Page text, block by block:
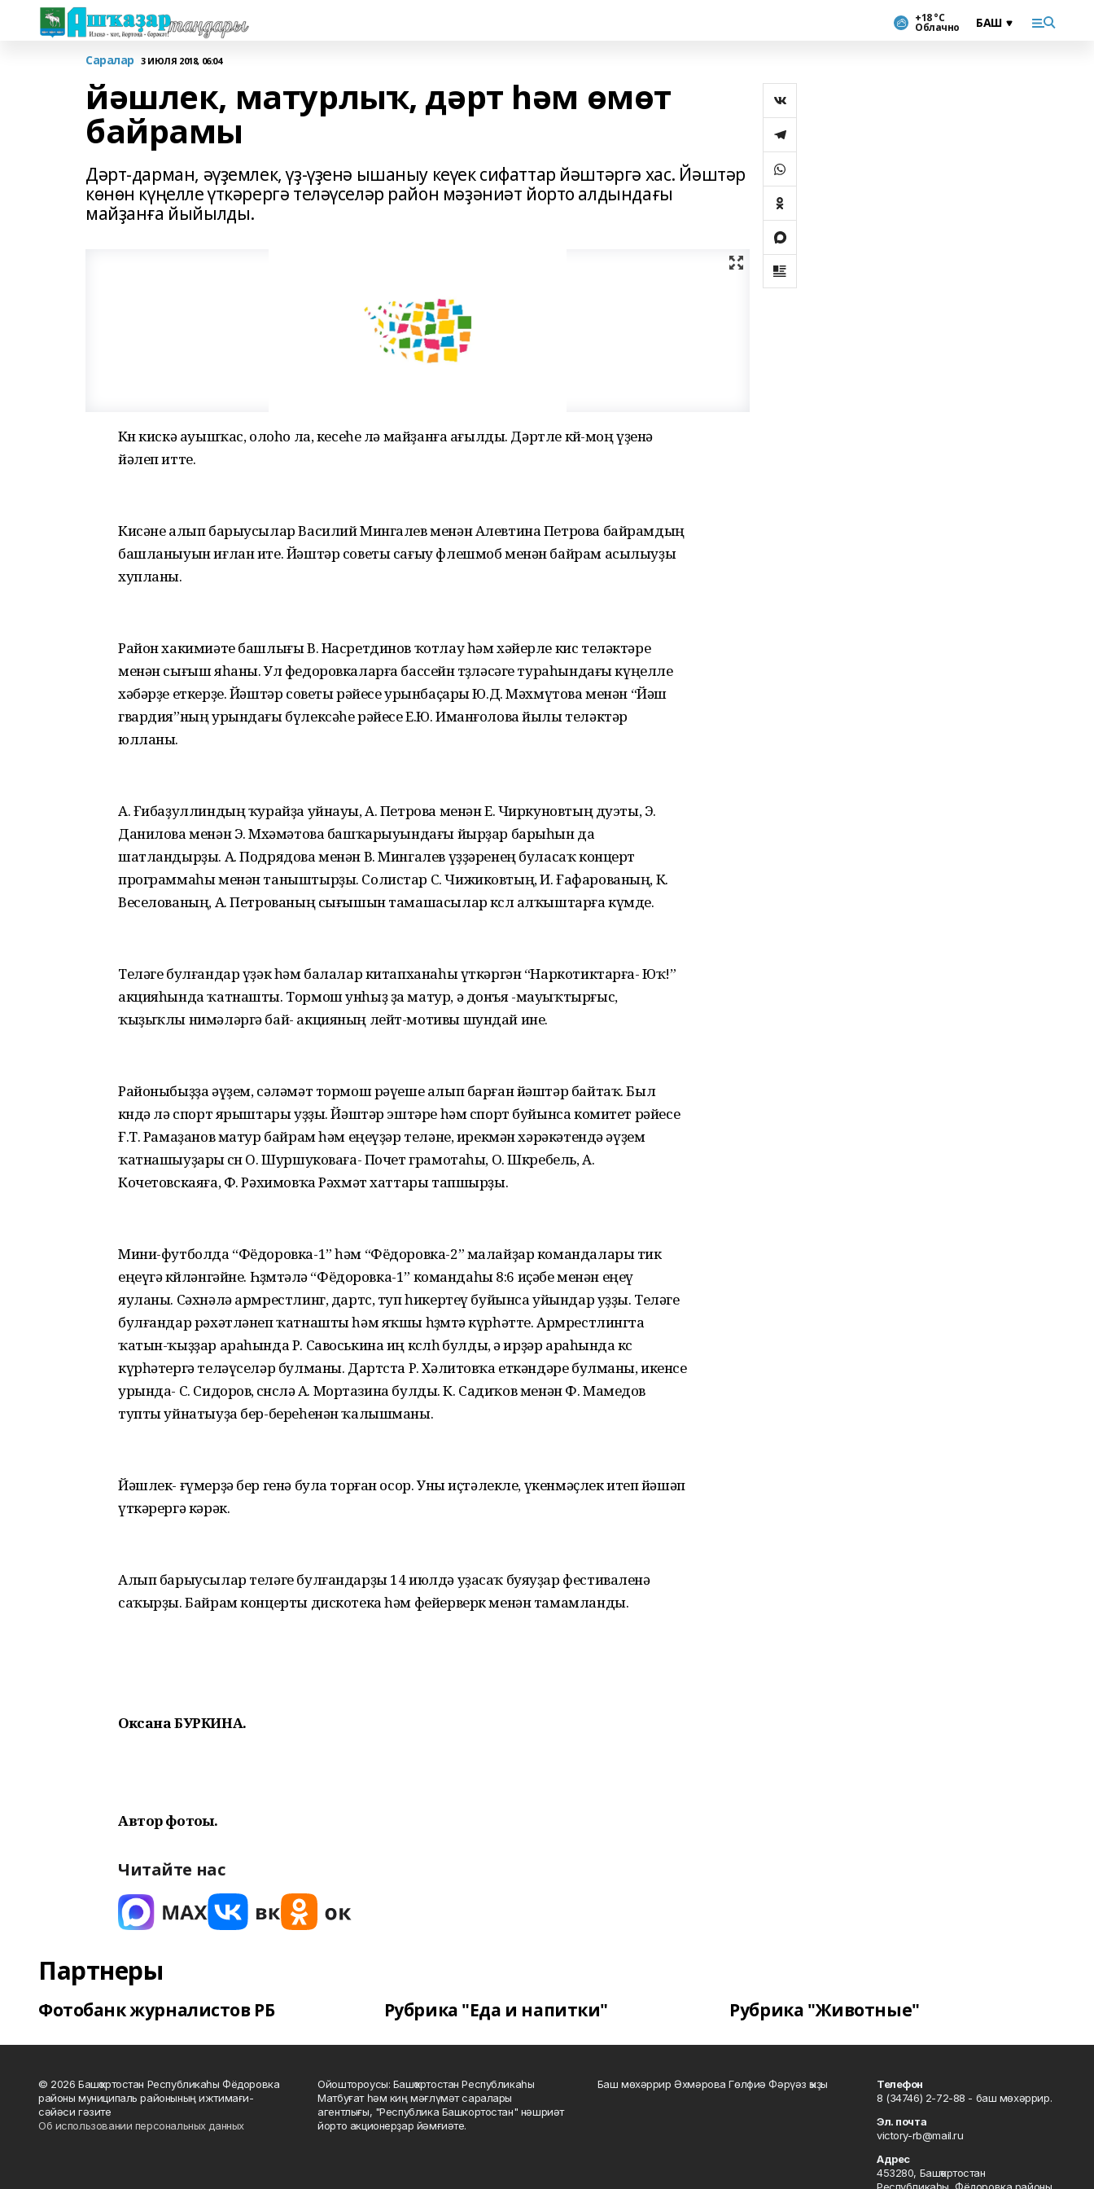
+18 °С
Облачно
Саралар 3 ИЮЛЯ 2018, 06:04
йәшлек, матурлыҡ, дәрт һәм өмөт
байрамы
Дәрт-дарман, әүҙемлек, үҙ-үҙенә ышаныу кеүек сифаттар йәштәргә хас. Йәштәр
көнөн күңелле үткәрергә теләүселәр район мәҙәниәт йорто алдындағы
майҙанға йыйылды.
Көн кискә ауышҡас, олоһо ла, кесеһе лә майҙанға ағылды. Дәртле көй-моң үҙенә
йәлеп итте.
Кисәне алып барыусылар Василий Мингалев менән Алевтина Петрова байрамдың
башланыуын иғлан ите. Йәштәр советы сағыу флешмоб менән байрам асылыуҙы
хупланы.
Район хакимиәте башлығы В. Насретдинов ҡотлау һәм хәйерле кис теләктәре
менән сығыш яһаны. Ул федоровкаларға бассейн төҙөләсәге тураһындағы күңелле
хәбәрҙе еткерҙе. Йәштәр советы рәйесе урынбаҫары Ю.Д. Мәхмүтова менән “Йәш
гвардия”ның урындағы бүлексәһе рәйесе Е.Ю. Иманғолова йылы теләктәр
юлланы.
А. Ғибаҙуллиндың ҡурайҙа уйнауы, А. Петрова менән Е. Чиркуновтың дуэты, Э.
Данилова менән Э. Мөхәмәтова башҡарыуындағы йырҙар барыһын да
шатландырҙы. А. Подрядова менән В. Мингалев үҙҙәренең буласаҡ концерт
программаһы менән таныштырҙы. Солистар С. Чижиковтың, И. Ғафарованың, К.
Веселованың, А. Петрованың сығышын тамашасылар көслө алҡыштарға күмде.
Теләге булғандар үҙәк һәм балалар китапханаһы үткәргән “Наркотиктарға- Юҡ!”
акцияһында ҡатнашты. Тормош унһыҙ ҙа матур, ә донъя -мауыҡтырғыс,
ҡыҙыҡлы нимәләргә бай- акцияның лейт-мотивы шундай ине.
Районыбыҙҙа әүҙем, сәләмәт тормош рәүеше алып барған йәштәр байтаҡ. Был
көндә лә спорт ярыштары уҙҙы. Йәштәр эштәре һәм спорт буйынса комитет рәйесе
Ғ.Т. Рамаҙанов матур байрам һәм еңеүҙәр теләне, ирекмән хәрәкәтендә әүҙем
ҡатнашыуҙары өсөн О. Шуршуковаға- Почет грамотаһы, О. Шкребель, А.
Кочетовскаяға, Ф. Рәхимовҡа Рәхмәт хаттары тапшырҙы.
Мини-футболда “Фёдоровка-1” һәм “Фёдоровка-2” малайҙар командалары тик
еңеүгә көйләнгәйне. Һөҙөмтәлә “Фёдоровка-1” командаһы 8:6 иҫәбе менән еңеү
яуланы. Сәхнәлә армрестлинг, дартс, туп һикертеү буйынса уйындар уҙҙы. Теләге
булғандар рәхәтләнеп ҡатнашты һәм яҡшы һөҙөмтә күрһәтте. Армрестлингта
ҡатын-ҡыҙҙар араһында Р. Савоськина иң көслөһө булды, ә ирҙәр араһында көс
күрһәтергә теләүселәр булманы. Дартста Р. Хәлитовҡа еткәндәре булманы, икенсе
урында- С. Сидоров, өсөнсөлә А. Мортазина булды. К. Садиҡов менән Ф. Мамедов
тупты уйнатыуҙа бер-береһенән ҡалышманы.
Йәшлек- ғүмерҙә бер генә була торған осор. Уны иҫтәлекле, үкенмәҫлек итеп йәшәп
үткәрергә кәрәк.
Алып барыусылар теләге булғандарҙы 14 июлдә уҙасаҡ буяуҙар фестиваленә
саҡырҙы. Байрам концерты дискотека һәм фейерверк менән тамамланды.
Оксана БУРКИНА.
Автор фотоһы.
Читайте нас
Партнеры
Фотобанк журналистов РБ Рубрика "Еда и напитки" Рубрика "Животные"
© 2026 Башҡортостан Республикаһы Фёдоровка
районы муниципаль районының ижтимағи-
сәйәси гәзите
Об использовании персональных данных
Ойоштороусы: Башҡортостан Республикаһы
Матбуғат һәм киң мәғлүмәт саралары
агентлығы, "Республика Башкортостан" нәшриәт
йорто акционерҙар йәмғиәте.
Баш мөхәррир Әхмәрова Гөлфиә Фәрүәз ҡыҙы
Телефон
8 (34746) 2-72-88 - баш мөхәррир.
Эл. почта
victory-rb@mail.ru
Адрес
453280, Башҡортостан